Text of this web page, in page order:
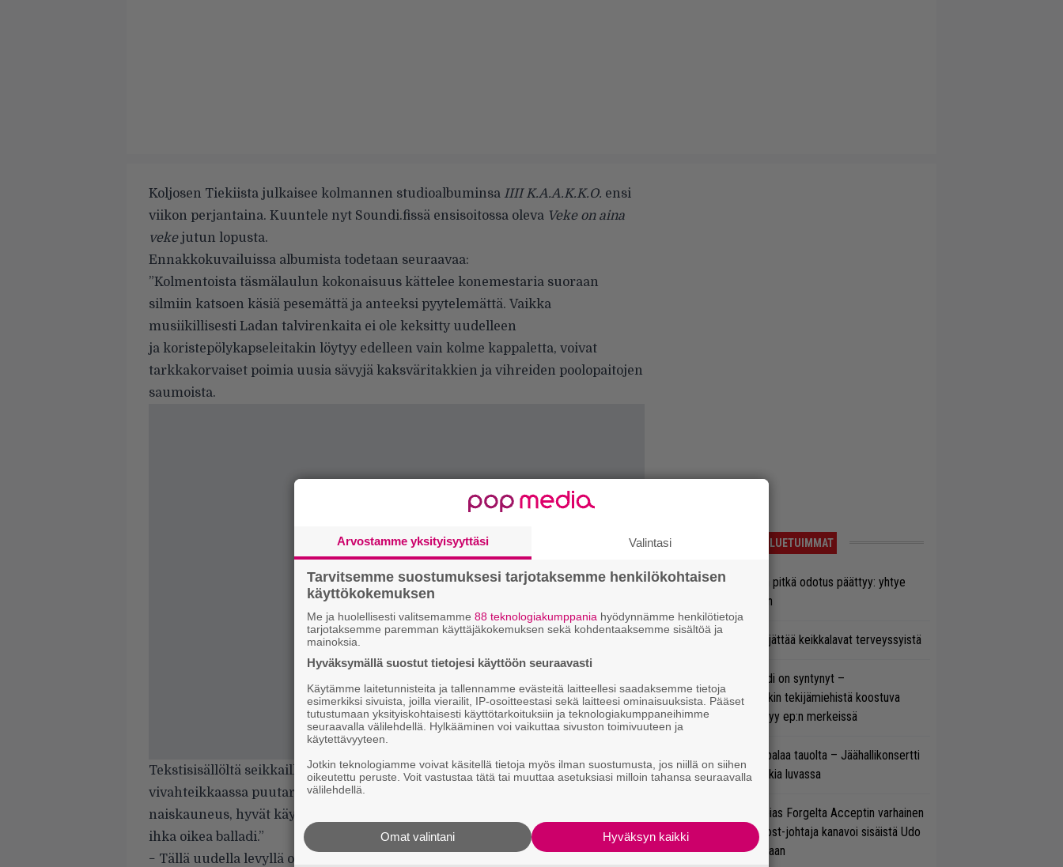
Koljosen Tiekiista julkaisee kolmannen studioalbuminsa IIII K.A.A.K.K.O. ensi
viikon perjantaina. Kuuntele nyt Soundi.fissä ensisoitossa oleva Veke on aina
veke jutun lopusta.
Ennakkokuvailuissa albumista todetaan seuraavaa:
”Kolmentoista täsmälaulun kokonaisuus kättelee konemestaria suoraan
silmiin katsoen käsiä pesemättä ja anteeksi pyytelemättä. Vaikka
musiikillisesti Ladan talvirenkaita ei ole keksitty uudelleen
ja koristepölykapseleitakin löytyy edelleen vain kolme kappaletta, voivat
tarkkakorvaiset poimia uusia sävyjä kaksväritakkien ja vihreiden poolopaitojen
saumoista.
Tekstisisällöltä seikkaillaan edelleen jokapäiväisen elämänrikkaassa ja
vivahteikkaassa puutarhassa. Kylmiksi eivät jätä
naiskauneus, hyvät käytöstavat tai
ihka oikea balladi.”
− Tällä uudella levyllä on rissa niin hyvin
LUETUIMMAT
Weezer-fanien pitkä odotus päättyy: yhtye
tulee Suomeen
Glenn Hughes jättää keikkalavat terveyssyistä
Uusi superbändi on syntynyt –
Vaihtoehtorockin tekijämiehistä koostuva
ryhmä esittäytyy ep:n merkeissä
Blind Channel palaa tauolta – Jäähallikonsertti
ja uutta musiikkia luvassa
Näin sujuu Tobias Forgelta Acceptin varhainen
tuotanto – Ghost-johtaja kanavoi sisäistä Udo
Dirkschneideriaan
Arvostamme yksityisyyttäsi Valintasi
Tarvitsemme suostumuksesi tarjotaksemme henkilökohtaisen
käyttökokemuksen
Me ja huolellisesti valitsemamme 88 teknologiakumppania hyödynnämme henkilötietoja
tarjotaksemme paremman käyttäjäkokemuksen sekä kohdentaaksemme sisältöä ja
mainoksia.
Hyväksymällä suostut tietojesi käyttöön seuraavasti
Käytämme laitetunnisteita ja tallennamme evästeitä laitteellesi saadaksemme tietoja
esimerkiksi sivuista, joilla vierailit, IP-osoitteestasi sekä laitteesi ominaisuuksista. Pääset
tutustumaan yksityiskohtaisesti käyttötarkoituksiin ja teknologiakumppaneihimme
seuraavalla välilehdellä. Hylkääminen voi vaikuttaa sivuston toimivuuteen ja
käytettävyyteen.
Jotkin teknologiamme voivat käsitellä tietoja myös ilman suostumusta, jos niillä on siihen
oikeutettu peruste. Voit vastustaa tätä tai muuttaa asetuksiasi milloin tahansa seuraavalla
välilehdellä.
Hyväksyn kaikki
Omat valintani